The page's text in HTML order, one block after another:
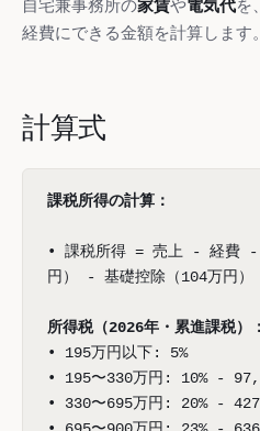
自宅兼事務所の家賃や電気代を
経費にできる金額を計算します。
計算式
課税所得の計算：
• 課税所得 = 売上 - 経費 -
円） - 基礎控除（104万円）
所得税（2026年・累進課税）：
• 195万円以下: 5%
• 195〜330万円: 10% -
• 330〜695万円: 20% -